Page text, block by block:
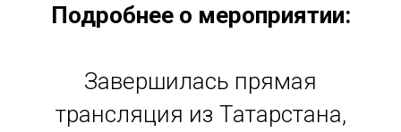
Подробнее о мероприятии:
Завершилась прямая
трансляция из Татарстана,